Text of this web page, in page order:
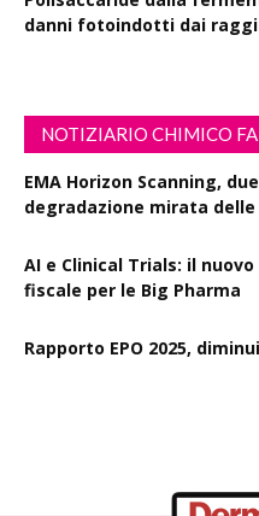
danni fotoindotti dai raggi
NOTIZIARIO CHIMICO
EMA Horizon Scanning,
degradazione mirata
AI e Clinical Trials: il
fiscale per le Big Pharma
Rapporto EPO 2025,